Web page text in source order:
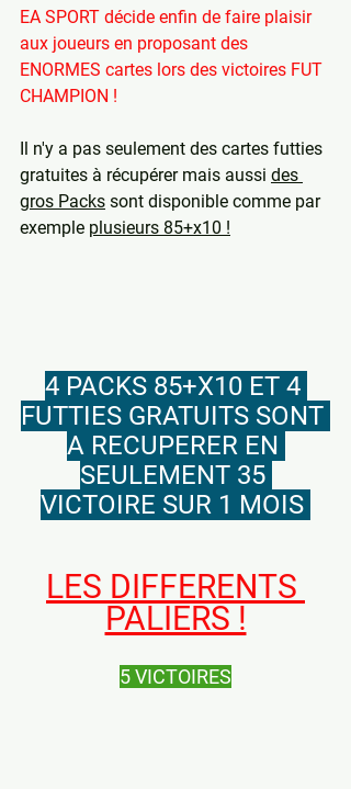
EA SPORT décide enfin de faire plaisir
aux joueurs en proposant des
ENORMES cartes lors des victoires FUT
CHAMPION !
Il n'y a pas seulement des cartes futties
gratuites à récupérer mais aussi des
gros Packs sont disponible comme par
exemple plusieurs 85+x10 !
4 PACKS 85+X10 ET 4
FUTTIES GRATUITS SONT
A RECUPERER EN
SEULEMENT 35
VICTOIRE SUR 1 MOIS
LES DIFFERENTS
PALIERS !
5 VICTOIRES